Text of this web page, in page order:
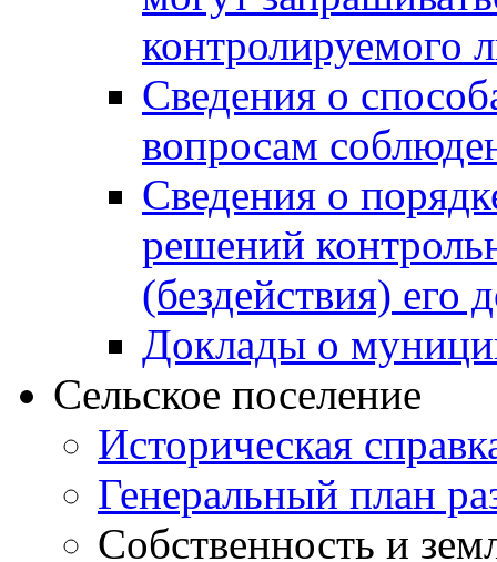
контролируемого
Сведения о
вопросам
Сведения о
решений
(бездействия)
Доклады о
Сельское поселение
Историческая
Генеральный план
Собственность и